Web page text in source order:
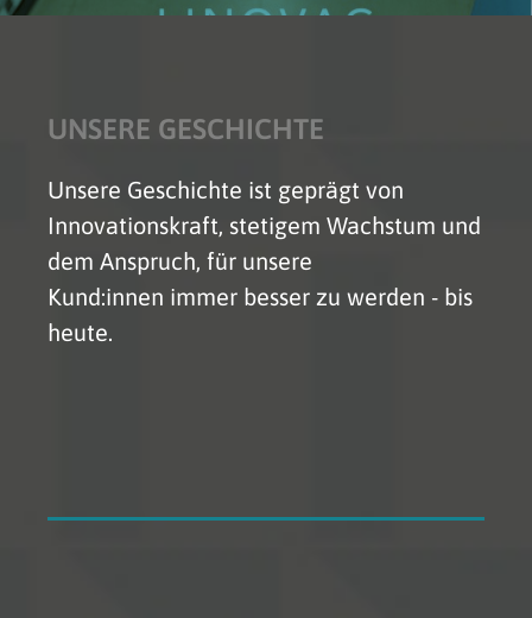
UNSERE GESCHICHTE
Unsere Geschichte ist geprägt von
Innovationskraft, stetigem Wachstum und
dem Anspruch, für unsere
Kund:innen immer besser zu werden - bis
heute.